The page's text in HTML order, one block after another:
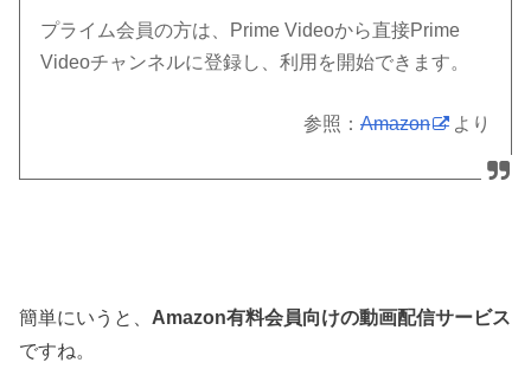
プライム会員の方は、Prime Videoから直接Prime
Videoチャンネルに登録し、利用を開始できます。
参照： Amazon より
簡単にいうと、 Amazon有料会員向けの動画配信サービス
ですね。